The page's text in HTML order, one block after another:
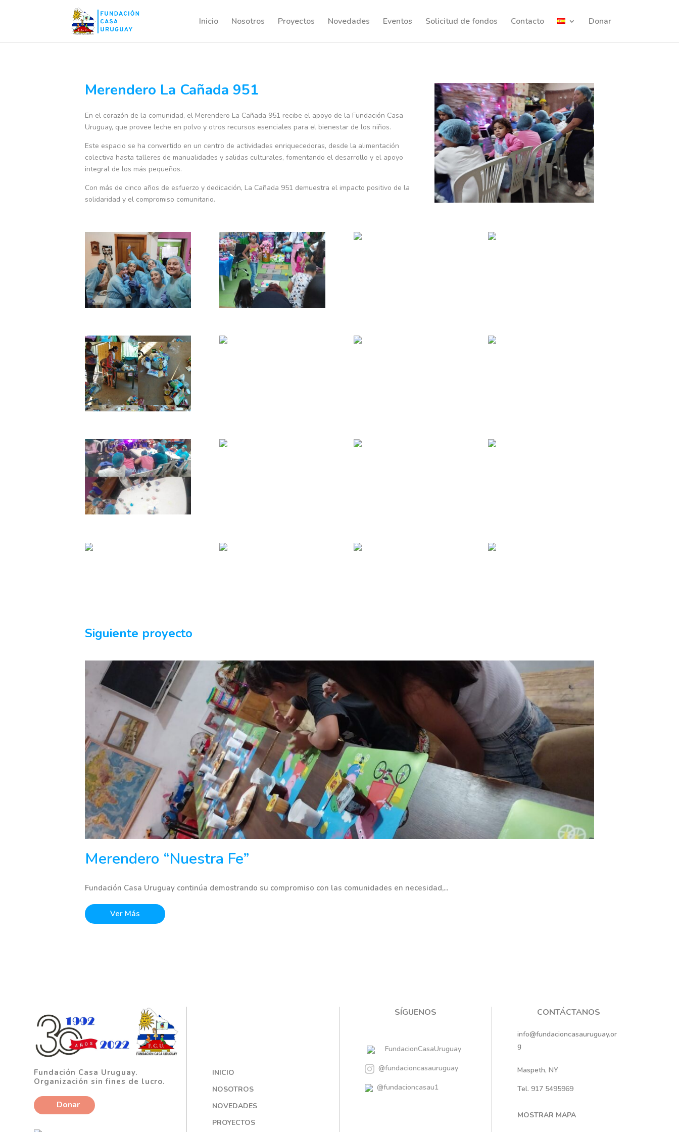
Inicio Nosotros Proyectos Novedades Eventos Solicitud de fondos Contacto Donar
Merendero La Cañada 951
En el corazón de la comunidad, el Merendero La Cañada 951 recibe el apoyo de la Fundación Casa
Uruguay, que provee leche en polvo y otros recursos esenciales para el bienestar de los niños.
Este espacio se ha convertido en un centro de actividades enriquecedoras, desde la alimentación
colectiva hasta talleres de manualidades y salidas culturales, fomentando el desarrollo y el apoyo
integral de los más pequeños.
Con más de cinco años de esfuerzo y dedicación, La Cañada 951 demuestra el impacto positivo de la
solidaridad y el compromiso comunitario.
Siguiente proyecto
Merendero “Nuestra Fe”
Fundación Casa Uruguay continúa demostrando su compromiso con las comunidades en necesidad,...
Ver Más
Fundación Casa Uruguay.
Organización sin fines de lucro.
Donar
INICIO
NOSOTROS
NOVEDADES
PROYECTOS
SÍGUENOS
FundacionCasaUruguay
@fundacioncasauruguay
@fundacioncasau1
CONTÁCTANOS
info@fundacioncasauruguay.or
g
Maspeth, NY
Tel. 917 5495969
MOSTRAR MAPA